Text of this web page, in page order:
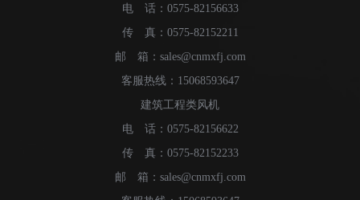
术提升工作了。生产技术的专业性在很大程度上影响着原
材料的质量传承度。所以，厂家一定要做好自身的生产技
术提升工作才可以了。 以上便是厂家想要做好上虞风
机设备的质量保障工作，需要厂家做好的相关工作内容
：上虞风机主要用在什么地方
电 话：0575-82156633
传 真：0575-82152211
邮 箱：sales@cnmxfj.com
客服热线：15068593647
建筑工程类风机
电 话：0575-82156622
传 真：0575-82152233
邮 箱：sales@cnmxfj.com